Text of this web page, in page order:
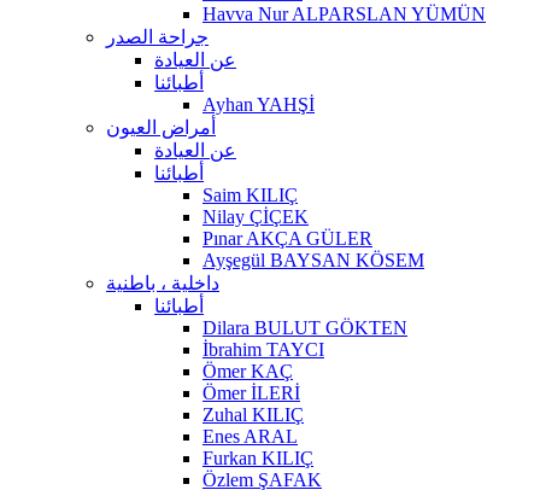
Havva Nur ALPARSLAN YÜMÜN
جراحة الصدر
عن العيادة
أطبائنا
Ayhan YAHŞİ
أمراض العيون
عن العيادة
أطبائنا
Saim KILIÇ
Nilay ÇİÇEK
Pınar AKÇA GÜLER
Ayşegül BAYSAN KÖSEM
داخلية ، باطنية
أطبائنا
Dilara BULUT GÖKTEN
İbrahim TAYCI
Ömer KAÇ
Ömer İLERİ
Zuhal KILIÇ
Enes ARAL
Furkan KILIÇ
Özlem ŞAFAK